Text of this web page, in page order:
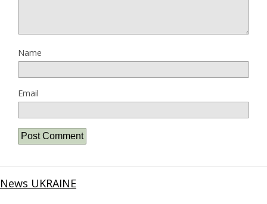
Name
Email
News UKRAINE